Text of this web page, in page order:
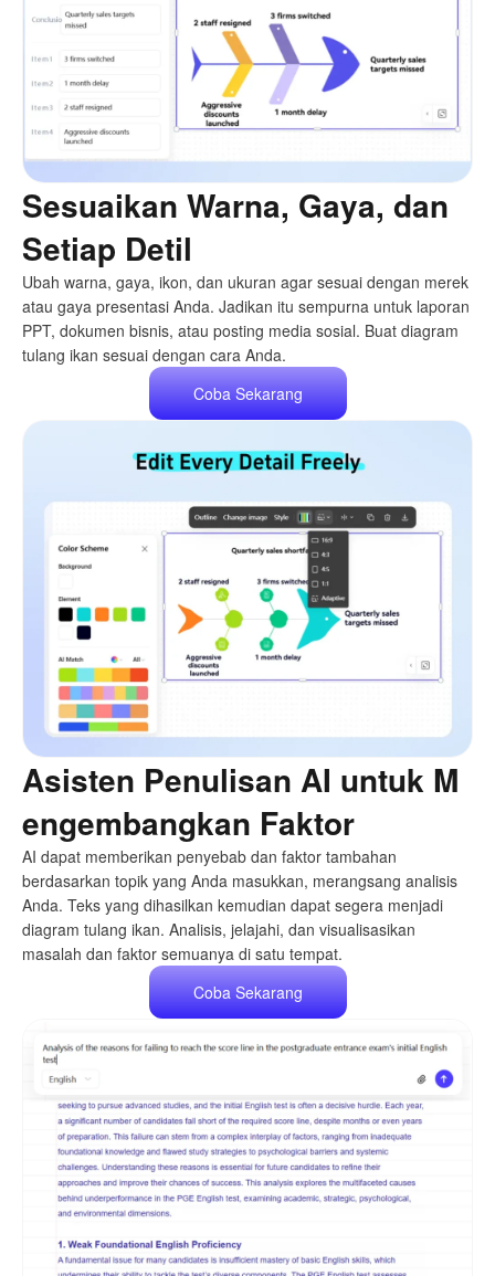
Sesuaikan Warna, Gaya, dan
Setiap Detil
Ubah warna, gaya, ikon, dan ukuran agar sesuai dengan merek
atau gaya presentasi Anda. Jadikan itu sempurna untuk laporan
PPT, dokumen bisnis, atau posting media sosial. Buat diagram
tulang ikan sesuai dengan cara Anda.
Coba Sekarang
Asisten Penulisan AI untuk M
engembangkan Faktor
AI dapat memberikan penyebab dan faktor tambahan
berdasarkan topik yang Anda masukkan, merangsang analisis
Anda. Teks yang dihasilkan kemudian dapat segera menjadi
diagram tulang ikan. Analisis, jelajahi, dan visualisasikan
masalah dan faktor semuanya di satu tempat.
Coba Sekarang